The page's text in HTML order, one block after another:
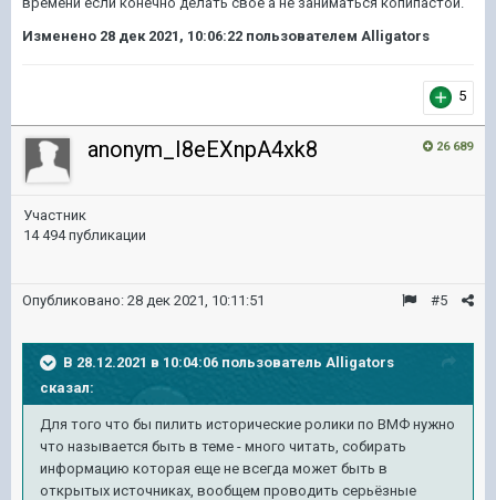
Изменено 28 дек 2021, 10:06:22 пользователем Alligators
5
26 689
anonym_I8eEXnpA4xk8
Участник
14 494 публикации
#5
Опубликовано: 28 дек 2021, 10:11:51
В 28.12.2021 в 10:04:06 пользователь Alligators
сказал:
Для того что бы пилить исторические ролики по ВМФ нужно
что называется быть в теме - много читать, собирать
информацию которая еще не всегда может быть в
открытых источниках, вообщем проводить серьёзные